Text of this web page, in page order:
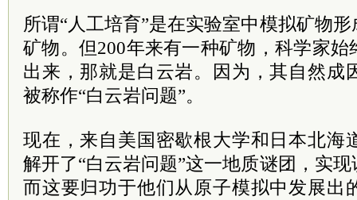
所谓“人工培育”是在实验室中模拟矿物
矿物。但200年来有一种矿物，科学家
出来，那就是白云岩。因为，其自然成
被称作“白云岩问题”。
现在，来自美国密歇根大学和日本北海
解开了“白云岩问题”这一地质谜团，实
而这要归功于他们从原子模拟中发展出